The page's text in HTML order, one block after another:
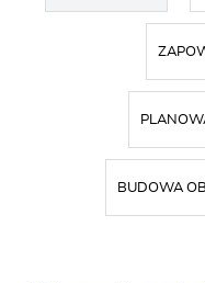
BUDOWA